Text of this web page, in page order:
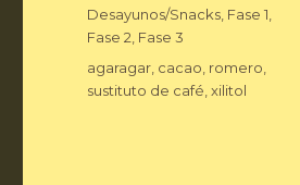
Categorías
Desayunos/Snacks Fase 1
Fase 2 Fase 3
Etiquetas
agaragar cacao romero
sustituto de café ,xilitol